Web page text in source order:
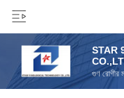
STAR
গুণ রোগীর